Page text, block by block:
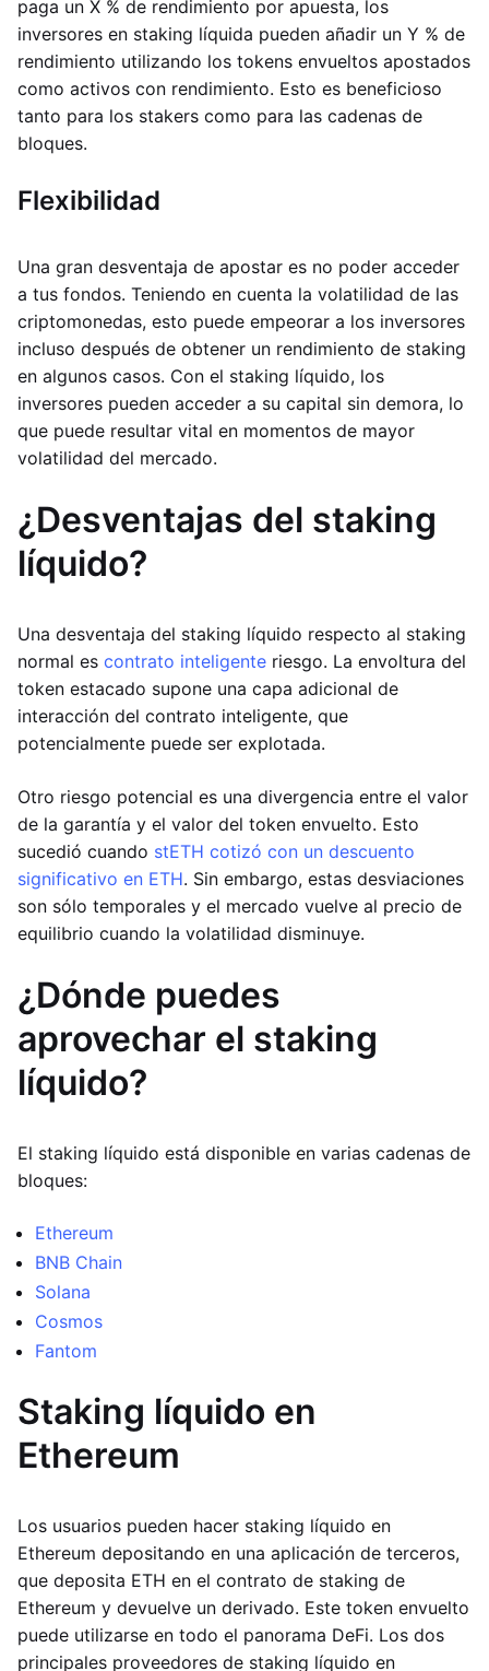
paga un X % de rendimiento por apuesta, los
inversores en staking líquida pueden añadir un Y % de
rendimiento utilizando los tokens envueltos apostados
como activos con rendimiento. Esto es beneficioso
tanto para los stakers como para las cadenas de
bloques.
Flexibilidad
Una gran desventaja de apostar es no poder acceder
a tus fondos. Teniendo en cuenta la volatilidad de las
criptomonedas, esto puede empeorar a los inversores
incluso después de obtener un rendimiento de staking
en algunos casos. Con el staking líquido, los
inversores pueden acceder a su capital sin demora, lo
que puede resultar vital en momentos de mayor
volatilidad del mercado.
¿Desventajas del staking
líquido?
Una desventaja del staking líquido respecto al staking
normal es contrato inteligente riesgo. La envoltura del
token estacado supone una capa adicional de
interacción del contrato inteligente, que
potencialmente puede ser explotada.
Otro riesgo potencial es una divergencia entre el valor
de la garantía y el valor del token envuelto. Esto
sucedió cuando stETH cotizó con un descuento
significativo en ETH. Sin embargo, estas desviaciones
son sólo temporales y el mercado vuelve al precio de
equilibrio cuando la volatilidad disminuye.
¿Dónde puedes
aprovechar el staking
líquido?
El staking líquido está disponible en varias cadenas de
bloques:
Ethereum
BNB Chain
Solana
Cosmos
Fantom
Staking líquido en
Ethereum
Los usuarios pueden hacer staking líquido en
Ethereum depositando en una aplicación de terceros,
que deposita ETH en el contrato de staking de
Ethereum y devuelve un derivado. Este token envuelto
puede utilizarse en todo el panorama DeFi. Los dos
principales proveedores de staking líquido en